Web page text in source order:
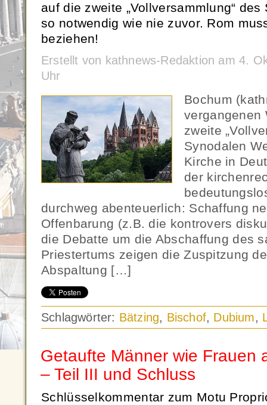
auf die zweite „Vollversammlung“
so notwendig wie nie zuvor. Rom
beziehen!
Erstellt von kathnews-Redaktion am 4.
Uhr
Bochum
vergangenen
zweite
Synodalen
Kirche in
der
durchweg abenteuerlich: Schaffung
Offenbarung (z.B. die kontrovers
die Debatte um die Abschaffung des
Priestertums zeigen die Zuspitzung
Abspaltung […]
Schlagwörter: Bätzing, Bischof, Dubium,
Getaufte Männer wie Frauen
– Teil III und Schluss
Schlüsselkommentar zum Motu